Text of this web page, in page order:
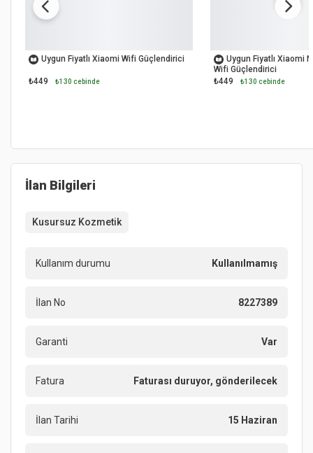
Uygun Fiyatlı Xiaomi Wifi Güçlendirici
₺449 ₺130 cebinde
Uygun Fiyatlı Xiaomi
Wifi Güçlendirici
₺449
₺130 cebinde
İlan Bilgileri
Kusursuz Kozmetik
Kullanım durumu Kullanılmamış
İlan No 8227389
Garanti Var
Fatura Faturası duruyor, gönderilecek
İlan Tarihi 15 Haziran